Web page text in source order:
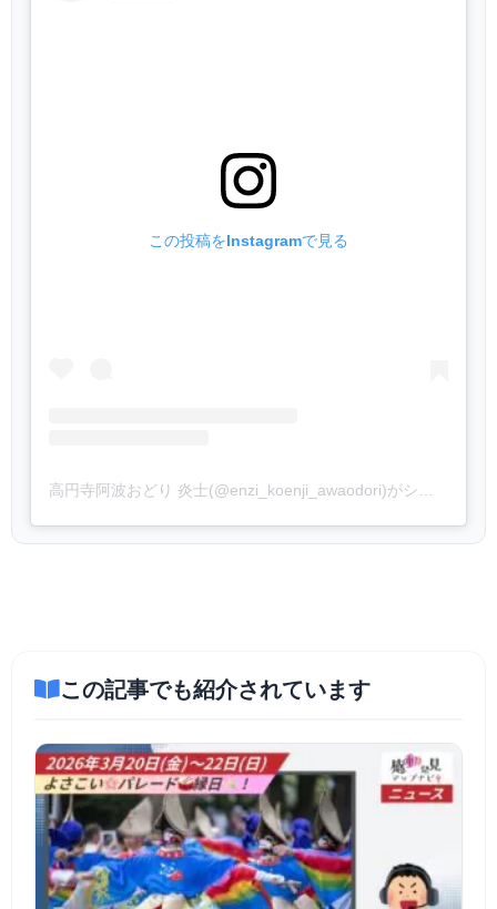
この投稿をInstagramで見る
この記事でも紹介されています